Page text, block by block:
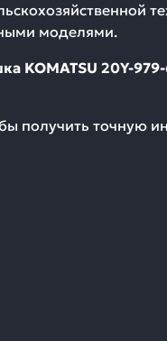
моделями.
KOMATSU 20Y-
получить точную